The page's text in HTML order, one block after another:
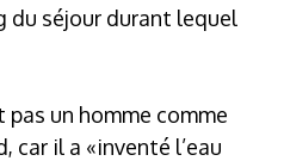
du séjour durant lequel
pas un homme comme
car il a «inventé l’eau